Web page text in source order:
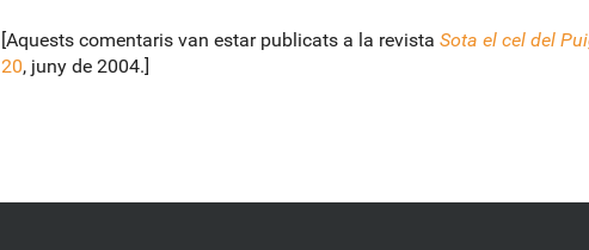
[Aquests comentaris van estar publicats a la revista Sota el cel del
20, juny de 2004.]